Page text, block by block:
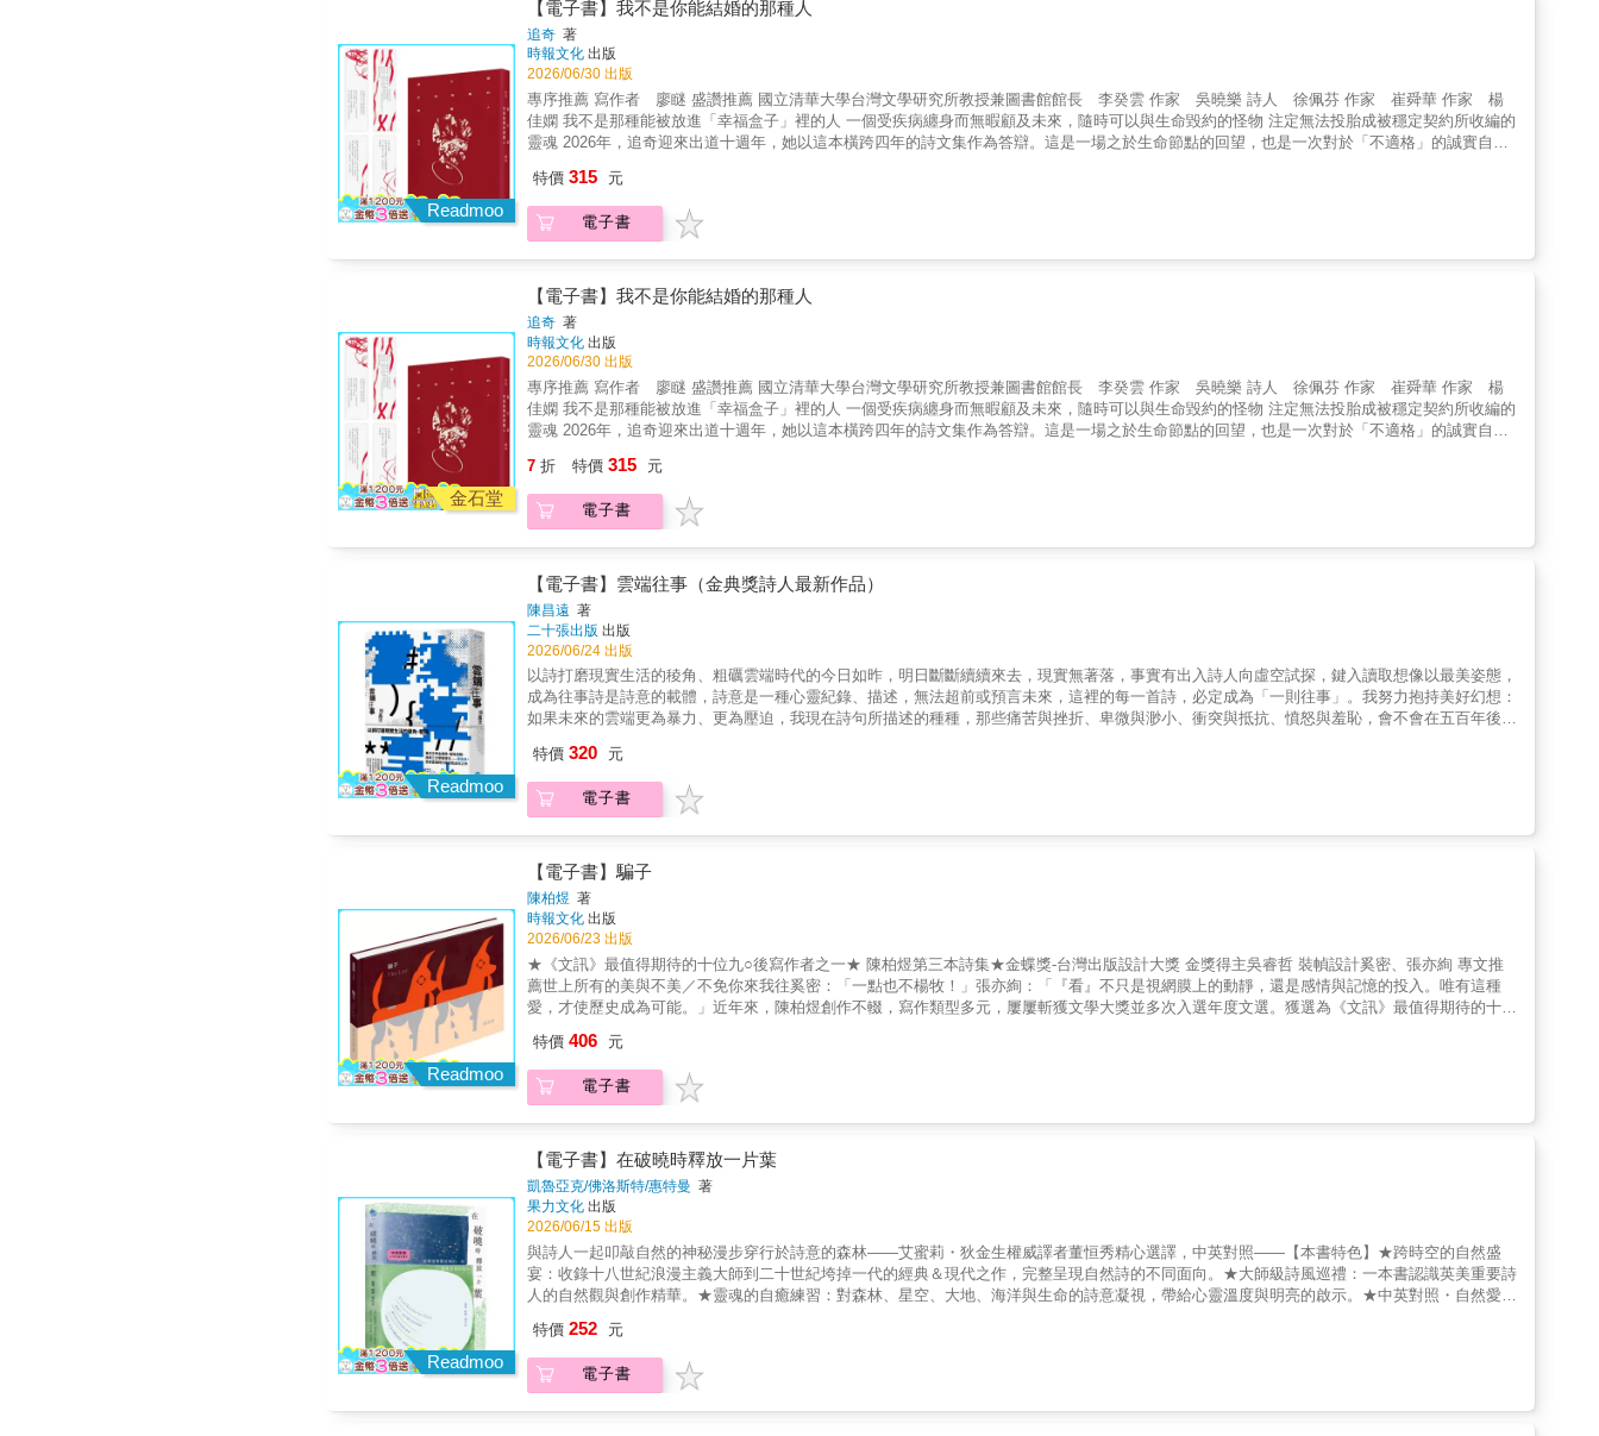
的威力，仍帶有象徵與抒情的性質，更像是人類心靈投射出來的純淨形象。 ●愛與占有：〈給一位友人的輓歌〉中：「彼此放手，因為捉住很
容易，我們不需學習。」愛若成為佔有，便會阻礙存在的轉化；唯有放手，生命才可能進入更廣闊的形態。 譯者張錯以詩人兼學者的眼光選譯
與評析這部作品，引領讀者看見里爾克如何在泥土中掙扎成形，儘管里爾克在本書階段的語言偶有冗長，但正是在這種「泥土中的掙扎」中，奠定
了其後續《杜英諾哀歌》中關於「轉化」（Verwandlung）的核心思想。
Readmoo
【電子書】我不是你能結婚的那種人
追奇 著
時報文化 出版
2026/06/30 出版
專序推薦 寫作者 廖瞇 盛讚推薦 國立清華大學台灣文學研究所教授兼圖書館館長 李癸雲 作家 吳曉樂 詩人 徐佩芬 作家 崔舜華 作家 楊
佳嫻 我不是那種能被放進「幸福盒子」裡的人 一個受疾病纏身而無暇顧及未來，隨時可以與生命毀約的怪物 注定無法投胎成被穩定契約所收編的
靈魂 2026年，追奇迎來出道十週年，她以這本橫跨四年的詩文集作為答辯。這是一場之於生命節點的回望，也是一次對於「不適格」的誠實自
同患病的人沉淪』，我想我依然敵不過生命運行的規則，因此不再去輕易地相信任何可能帶給我幸福幻想的假象。我不在這個局之中，我是自動登
出的玩家。」 「很多的結局是因為我們不適應太美的天地 我們不需要一方處所去計劃 去實踐，去完成，去培養 我們是任一處所拒絕的對象 我們
倚靠的牆上，只有 一天活撐過一天的正字記號 斷裂地增長&hellip;&hellip;」 「『同病相連』的意思，是否某方面在暗示我，沒有相同的病，這輩
遍佈裂痕，卻在光影折射間，映照出比完整無缺時更為剔透的真身。
特價 315 元
電子書
金石堂
【電子書】我不是你能結婚的那種人
追奇 著
時報文化 出版
2026/06/30 出版
專序推薦 寫作者 廖瞇 盛讚推薦 國立清華大學台灣文學研究所教授兼圖書館館長 李癸雲 作家 吳曉樂 詩人 徐佩芬 作家 崔舜華 作家 楊
佳嫻 我不是那種能被放進「幸福盒子」裡的人 一個受疾病纏身而無暇顧及未來，隨時可以與生命毀約的怪物 注定無法投胎成被穩定契約所收編的
靈魂 2026年，追奇迎來出道十週年，她以這本橫跨四年的詩文集作為答辯。這是一場之於生命節點的回望，也是一次對於「不適格」的誠實自
同患病的人沉淪』，我想我依然敵不過生命運行的規則，因此不再去輕易地相信任何可能帶給我幸福幻想的假象。我不在這個局之中，我是自動登
出的玩家。」 「很多的結局是因為我們不適應太美的天地 我們不需要一方處所去計劃 去實踐，去完成，去培養 我們是任一處所拒絕的對象 我們
倚靠的牆上，只有 一天活撐過一天的正字記號 斷裂地增長&hellip;&hellip;」 「『同病相連』的意思，是否某方面在暗示我，沒有相同的病，這輩
遍佈裂痕，卻在光影折射間，映照出比完整無缺時更為剔透的真身。
7 折 特價 315 元
電子書
Readmoo
【電子書】雲端往事（金典獎詩人最新作品）
陳昌遠 著
二十張出版 出版
2026/06/24 出版
以詩打磨現實生活的稜角、粗礪雲端時代的今日如昨，明日斷斷續續來去，現實無著落，事實有出入詩人向虛空試探，鍵入讀取想像以最美姿態，
成為往事詩是詩意的載體，詩意是一種心靈紀錄、描述，無法超前或預言未來，這裡的每一首詩，必定成為「一則往事」。我努力抱持美好幻想：
如果未來的雲端更為暴力、更為壓迫，我現在詩句所描述的種種，那些痛苦與挫折、卑微與渺小、衝突與抵抗、憤怒與羞恥，會不會在五百年後，
敲、試探，在生命角落謀求得以蹲踞之處，扣問命運（或他本人的）去留，之於人究竟是莫可奈何，或無所適從？他的創作視角謙卑、自遜，平價
日常進入讀者內心，以透明的姿態探究人與社會的共處，書寫策略明晰：設法繞出人類自身製造的困境。詩人充滿自覺，藉文字為生活尋找意念之
出口，「進入雲端時代的人類，在使用AI這足以改變文明進程的強大工具的同時，會不會仍然還是一種工具、商品？當每個人都只是一段可被應用
之道？「當這種感覺爆發時，我寫詩。」當人比AI更像機械，AI比人更像人，詩是碰觸愛的唯一契機，是數位環境裡僅有的存在證明。
特價 320 元
電子書
Readmoo
【電子書】騙子
陳柏煜 著
時報文化 出版
2026/06/23 出版
★《文訊》最值得期待的十位九○後寫作者之一★ 陳柏煜第三本詩集★金蝶獎-台灣出版設計大獎 金獎得主吳睿哲 裝幀設計奚密、張亦絢 專文推
薦世上所有的美與不美／不免你來我往奚密：「一點也不楊牧！」張亦絢：「『看』不只是視網膜上的動靜，還是感情與記憶的投入。唯有這種
愛，才使歷史成為可能。」近年來，陳柏煜創作不輟，寫作類型多元，屢屢斬獲文學大獎並多次入選年度文選。獲選為《文訊》最值得期待的十位
《決鬥那天》對於同志與符號、物質運用的關注，這冊新作更拉高視野，除了感官、情慾，更看見對於戰爭、地方感、藝術美學等主題的關注與翻
玩。而書名「騙子」簡單二字卻又帶來浮想聯翩，騙子不見得全然是表面上的負面形象，虛虛實實的相互掩映更有文字與意象上的趣味。這樣的發
展與張弛，當然也是政治－性的，陳柏煜說：「驕傲（pride）越是凝聚為同志政治生活的基座，我越是想看、想寫，那些溢出網格之外（或被小
斷，彷彿滿綴著稀有的珍珠與珊瑚，時髦美麗且結構嚴謹。美術設計吳睿哲表示封面靈感脫胎自〈狗聚〉一詩，呼應了整本詩集「有一點露骨，有
點色又有點節制的氣質」。書中也有華文現代詩中少見撰寫針對美術館與藝術的觀察、探索與各種奇想，創作過程受益於許多藝術家帶來的啟發，
並在最後一輯深入探索普普藝術大師安迪沃荷，如〈帝國：關於安迪．沃荷的研究〉。沃荷的創作中確實潛藏著酷兒脈絡，但在過去並不常被聚焦
討論。《騙子》中的〈習作〉一詩就寫到沃荷早期愛用的塗印技法，曾留下大量男性頭像的習作，據說很多模特兒是他當時的情人或一夜情的對
象。古早時代的選美標語，「美就是心中有愛」，那創作之美是否來自心中有愛？這個充滿疑義的句子當然是假的（騙子！），閱讀在此不會停在
感心動情，讀者可以盡情享受文字與藝術如何互動，一邊也須動用哲學、美學與社會議題的核心肌群，和作者一起嬉戲，潛入軟硬兼施、有捨有得
的深海。
特價 406 元
電子書
Readmoo
【電子書】在破曉時釋放一片葉
凱魯亞克/佛洛斯特/惠特曼 著
果力文化 出版
2026/06/15 出版
與詩人一起叩敲自然的神秘漫步穿行於詩意的森林——艾蜜莉・狄金生權威譯者董恒秀精心選譯，中英對照——【本書特色】★跨時空的自然盛
宴：收錄十八世紀浪漫主義大師到二十世紀垮掉一代的經典＆現代之作，完整呈現自然詩的不同面向。★大師級詩風巡禮：一本書認識英美重要詩
人的自然觀與創作精華。★靈魂的自癒練習：對森林、星空、大地、海洋與生命的詩意凝視，帶給心靈溫度與明亮的啟示。★中英對照・自然愛讀
研近當代英語詩歌，精選23位英美詩人、逾70首與自然有關的詩作，邀請讀者一起感受生命在自然中的流轉、豐美與深刻。詩作的時間跨度，從
十八世紀到二十世紀中葉近兩百年，涵蓋經典、現代以及民間歌謠等多元風格的自然詩作。全書三個章節，詩人或寫景，或由景生情，或情景交
融，或以自然景物為象徵思索死亡與永生。詩人以靈視與巧思，回應自然的萬千變化。細細品讀，為我們打開各種親近自然、歌詠自然、觀看自
特價 252 元
電子書